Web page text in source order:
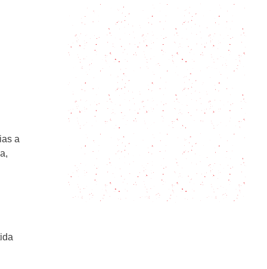
a
Una sorprendente y cremosa
receta mexicana de rajas con
queso
El Asado Banderita perfecto: Guía
completa y receta fácil
Ideas para un desayuno saludable:
Frutas con avena y semillas
Biblia del huevo cocido – Huevo
duro, huevo pasado por agua,
¡Huevo, Paulina!